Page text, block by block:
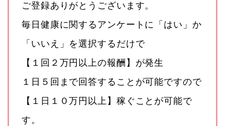
ご登録ありがとうございます。
毎日健康に関するアンケートに「はい」か
「いいえ」を選択するだけで
【１回２万円以上の報酬】が発生
１日５回まで回答することが可能ですので
【１日１０万円以上】稼ぐことが可能で
す。